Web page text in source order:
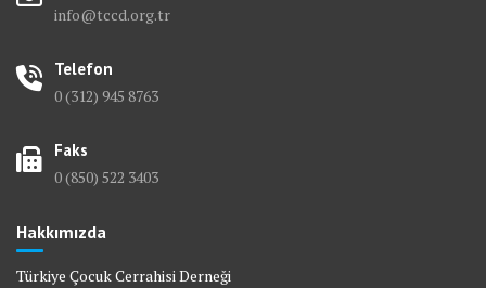
info@tccd.org.tr
Telefon
0 (312) 945 8763
Faks
0 (850) 522 3403
Hakkımızda
Türkiye Çocuk Cerrahisi Derneği